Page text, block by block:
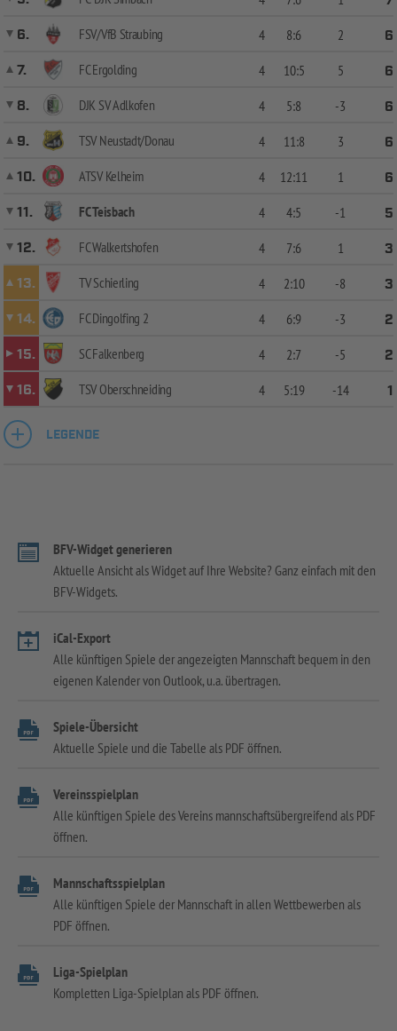
6.
FSV/VfB Straubing 4 8:6 2
6
7.
FC Ergolding 4 10:5 5
6
8.
DJK SV Adlkofen 4 5:8 -3
6
9.
TSV Neustadt/Donau 4 11:8 3
6
10.
ATSV Kelheim 4 12:11 1
6
11.
FC Teisbach 4 4:5 -1
5
12.
FC Walkertshofen 4 7:6 1
3
13.
TV Schierling 4 2:10 -8
3
14.
FC Dingolfing 2 4 6:9 -3
2
15.
SC Falkenberg 4 2:7 -5
2
16.
TSV Oberschneiding 4 5:19 -14 1
LEGENDE
BFV-Widget generieren
Aktuelle Ansicht als Widget auf Ihre Website? Ganz einfach mit den
BFV-Widgets.
iCal-Export
Alle künftigen Spiele der angezeigten Mannschaft bequem in den
eigenen Kalender von Outlook, u.a. übertragen.
Spiele-Übersicht
Aktuelle Spiele und die Tabelle als PDF öffnen.
Vereinsspielplan
Alle künftigen Spiele des Vereins mannschaftsübergreifend als PDF
öffnen.
Mannschaftsspielplan
Alle künftigen Spiele der Mannschaft in allen Wettbewerben als
PDF öffnen.
Liga-Spielplan
Kompletten Liga-Spielplan als PDF öffnen.